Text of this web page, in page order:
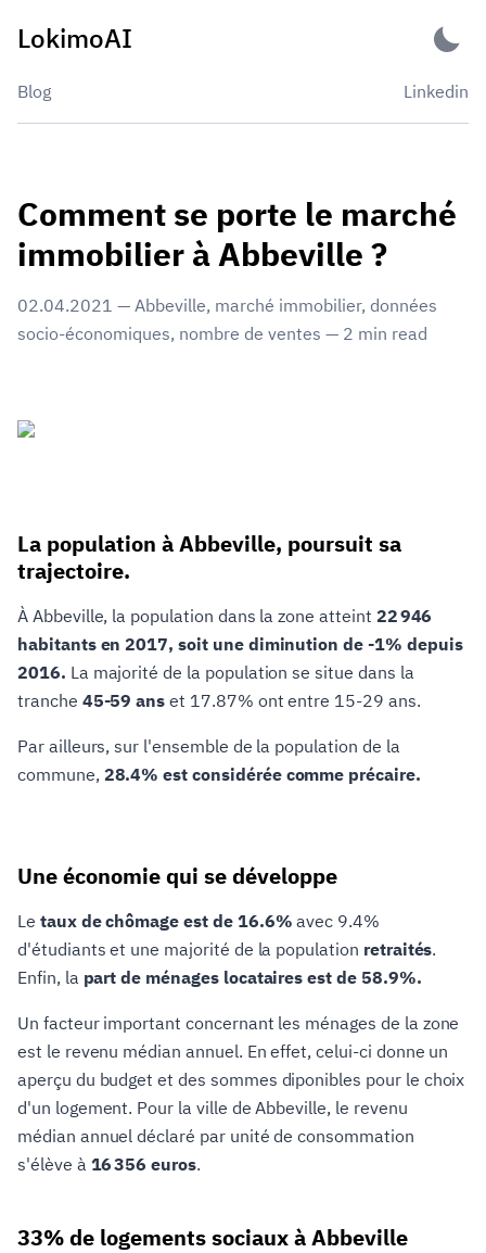
LokimoAI
Blog Linkedin
Comment se porte le marché
immobilier à Abbeville ?
02.04.2021 — Abbeville, marché immobilier, données
socio-économiques, nombre de ventes — 2 min read
La population à Abbeville, poursuit sa
trajectoire.
À Abbeville, la population dans la zone atteint 22 946
habitants en 2017, soit une diminution de -1% depuis
2016. La majorité de la population se situe dans la
tranche 45-59 ans et 17.87% ont entre 15-29 ans.
Par ailleurs, sur l'ensemble de la population de la
commune, 28.4% est considérée comme précaire.
Une économie qui se développe
Le taux de chômage est de 16.6% avec 9.4%
d'étudiants et une majorité de la population retraités.
Enfin, la part de ménages locataires est de 58.9%.
Un facteur important concernant les ménages de la zone
est le revenu médian annuel. En effet, celui-ci donne un
aperçu du budget et des sommes diponibles pour le choix
d'un logement. Pour la ville de Abbeville, le revenu
médian annuel déclaré par unité de consommation
s'élève à 16 356 euros.
33% de logements sociaux à Abbeville